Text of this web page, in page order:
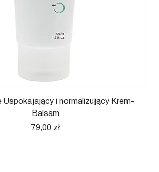
Uspokajający i normalizujący Krem-
Balsam
Cena
79,00 zł